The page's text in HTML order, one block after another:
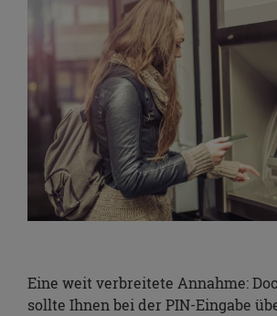
Eine weit verbreitete Annahme:
sollte Ihnen bei der PIN-Eingabe